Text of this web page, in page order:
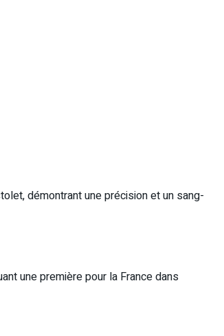
démontrant une précision et un sang-
une première pour la France dans